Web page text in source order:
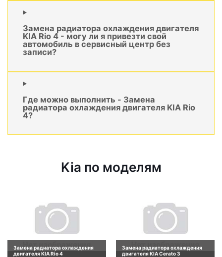
Замена радиатора охлаждения двигателя
KIA Rio 4 - могу ли я привезти свой
автомобиль в сервисный центр без
записи?
Где можно выполнить - Замена
радиатора охлаждения двигателя KIA Rio
4?
Kia по моделям
Замена радиатора охлаждения
двигателя KIA Rio 4
Замена радиатора охлаждения
двигателя KIA Cerato 3